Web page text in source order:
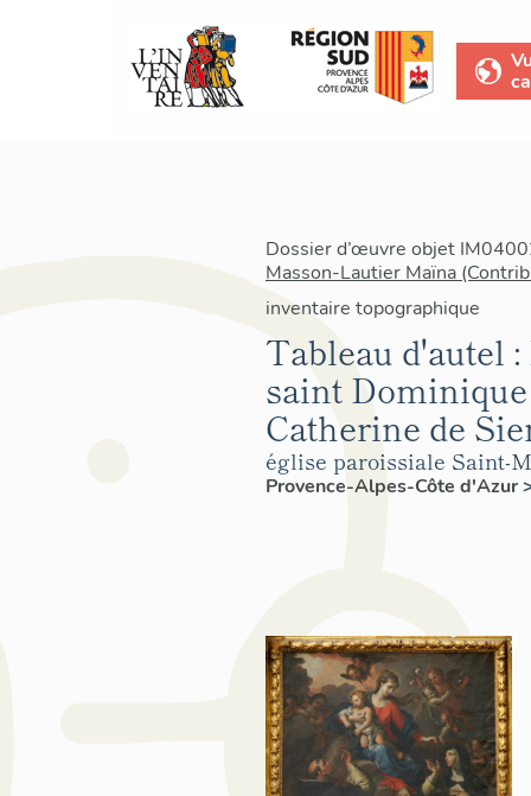
Dossier d’œuvre objet
Masson-Lautier Maïna
inventaire topographique
Tableau d'autel
saint
Catherine de
église paroissiale Saint-
Provence-Alpes-Côte d'Azur